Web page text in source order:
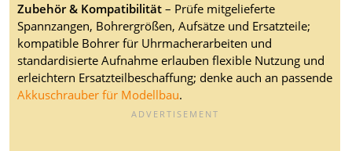
Zubehör & Kompatibilität– Prüfe mitgelieferte
Spannzangen, Bohrergrößen, Aufsätze und Ersatzteile;
kompatible Bohrer für Uhrmacherarbeiten und
standardisierte Aufnahme erlauben flexible Nutzung und
erleichtern Ersatzteilbeschaffung; denke auch an passende
Akkuschrauber für Modellbau.